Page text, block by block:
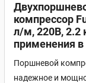
компрессор
л/м, 220В, 2.2
применения в
Поршневой
надежное и